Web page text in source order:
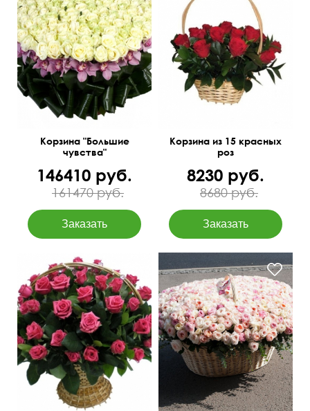
251 роза, орхидеи
(цимбидиум), аспидистра,
салал, оазис.
60 см
80 см
Корзина "Большие
чувства"
146410 руб.
161470 руб.
С рускусом
45 см
35 см
Корзина из 15 красных
роз
8230 руб.
8680 руб.
75 см 65 см Смотрится потрясающе!